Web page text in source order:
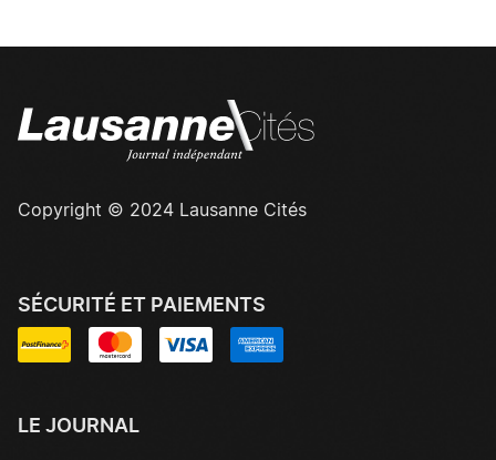
Copyright © 2024 Lausanne Cités
SÉCURITÉ ET PAIEMENTS
LE JOURNAL